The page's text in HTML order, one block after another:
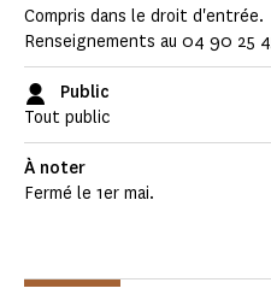
Compris dans le droit d'entrée.
Renseignements au 04 90 25
Public
Tout public
À noter
Fermé le 1er mai.